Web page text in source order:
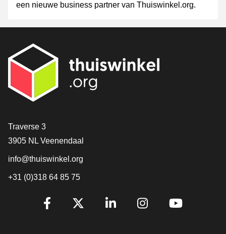
een nieuwe business partner van Thuiswinkel.org.
Contact
Traverse 3
3905 NL Veenendaal
info@thuiswinkel.org
+31 (0)318 64 85 75
Volg je ons al?